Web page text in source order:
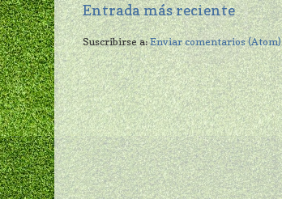
Entrada más reciente
Suscribirse a:Enviar comentarios (Atom)